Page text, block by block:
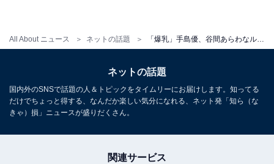
All About ニュース ネットの話題
ネットの話題
国内外のSNSで話題の人＆トピックをタイムリーにお届けします。知ってる
だけでちょっと得する、なんだか楽しい気分になれる、ネット発「知ら（な
きゃ）損」ニュースが盛りだくさん。
関連サービス